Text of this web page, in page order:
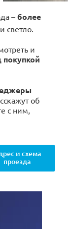
– более
светло.
и
покупкой
об
с ним,
и схема
проезда